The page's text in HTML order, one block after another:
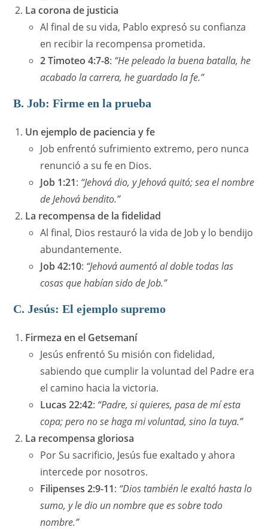
La corona de justicia
Al final de su vida, Pablo expresó su confianza
en recibir la recompensa prometida.
2 Timoteo 4:7-8: “He peleado la buena batalla, he
acabado la carrera, he guardado la fe.”
B. Job: Firme en la prueba
Un ejemplo de paciencia y fe
Job enfrentó sufrimiento extremo, pero nunca
renunció a su fe en Dios.
Job 1:21: “Jehová dio, y Jehová quitó; sea el nombre
de Jehová bendito.”
La recompensa de la fidelidad
Al final, Dios restauró la vida de Job y lo bendijo
abundantemente.
Job 42:10: “Jehová aumentó al doble todas las
cosas que habían sido de Job.”
C. Jesús: El ejemplo supremo
Firmeza en el Getsemaní
Jesús enfrentó Su misión con fidelidad,
sabiendo que cumplir la voluntad del Padre era
el camino hacia la victoria.
Lucas 22:42: “Padre, si quieres, pasa de mí esta
copa; pero no se haga mi voluntad, sino la tuya.”
La recompensa gloriosa
Por Su sacrificio, Jesús fue exaltado y ahora
intercede por nosotros.
Filipenses 2:9-11: “Dios también le exaltó hasta lo
sumo, y le dio un nombre que es sobre todo
nombre.”